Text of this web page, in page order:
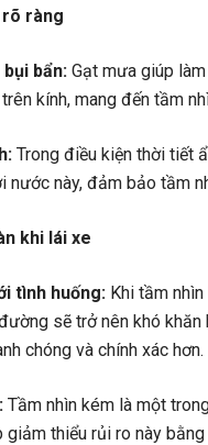
ràng
bẩn: Gạt mưa giúp
kính, mang đến tầm
Trong điều kiện thời tiết
nước này, đảm bảo tầm
khi lái xe
tình huống: Khi tầm
sẽ trở nên khó
chóng và chính xác hơn.
Tầm nhìn kém là một
giảm thiểu rủi ro này